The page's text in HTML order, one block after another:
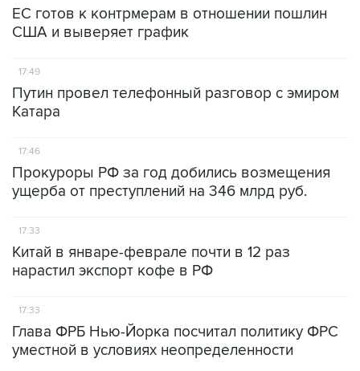
ЕС готов к контрмерам в отношении пошлин
США и выверяет график
17:49
Путин провел телефонный разговор с эмиром
Катара
17:46
Прокуроры РФ за год добились возмещения
ущерба от преступлений на 346 млрд руб.
17:33
Китай в январе-феврале почти в 12 раз
нарастил экспорт кофе в РФ
17:33
Глава ФРБ Нью-Йорка посчитал политику ФРС
уместной в условиях неопределенности